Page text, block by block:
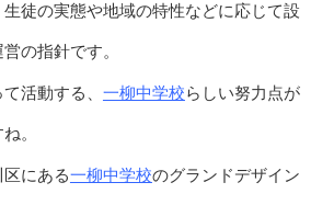
徒の実態や地域の特性などに応じて設
の指針です。
活動する、 一柳中学校らしい努力点が
。
にある一柳中学校のグランドデザイン